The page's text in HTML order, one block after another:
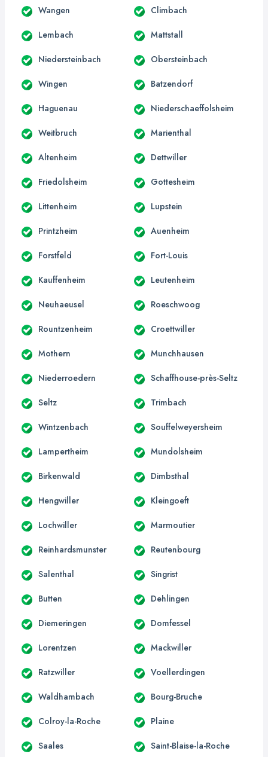
Wangen Climbach
Lembach Mattstall
Niedersteinbach Obersteinbach
Wingen Batzendorf
Haguenau Niederschaeffolsheim
Weitbruch Marienthal
Altenheim Dettwiller
Friedolsheim Gottesheim
Littenheim Lupstein
Printzheim Auenheim
Forstfeld Fort-Louis
Kauffenheim Leutenheim
Neuhaeusel Roeschwoog
Rountzenheim Croettwiller
Mothern Munchhausen
Niederroedern Schaffhouse-près-Seltz
Seltz Trimbach
Wintzenbach Souffelweyersheim
Lampertheim Mundolsheim
Birkenwald Dimbsthal
Hengwiller Kleingoeft
Lochwiller Marmoutier
Reinhardsmunster Reutenbourg
Salenthal Singrist
Butten Dehlingen
Diemeringen Domfessel
Lorentzen Mackwiller
Ratzwiller Voellerdingen
Waldhambach Bourg-Bruche
Colroy-la-Roche Plaine
Saales Saint-Blaise-la-Roche